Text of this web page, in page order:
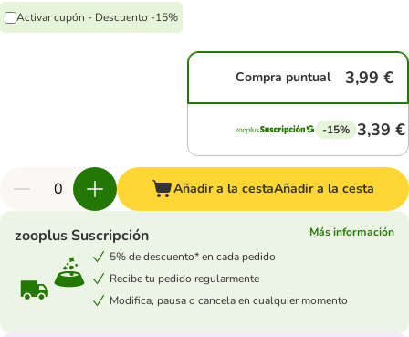
Activar cupón - Descuento -15%
Compra puntual 3,99 €
-15% 3,39 €
Añadir a la cestaAñadir a la cesta
zooplus Suscripción
Más información
5% de descuento* en cada pedido
Recibe tu pedido regularmente
Modifica, pausa o cancela en cualquier momento